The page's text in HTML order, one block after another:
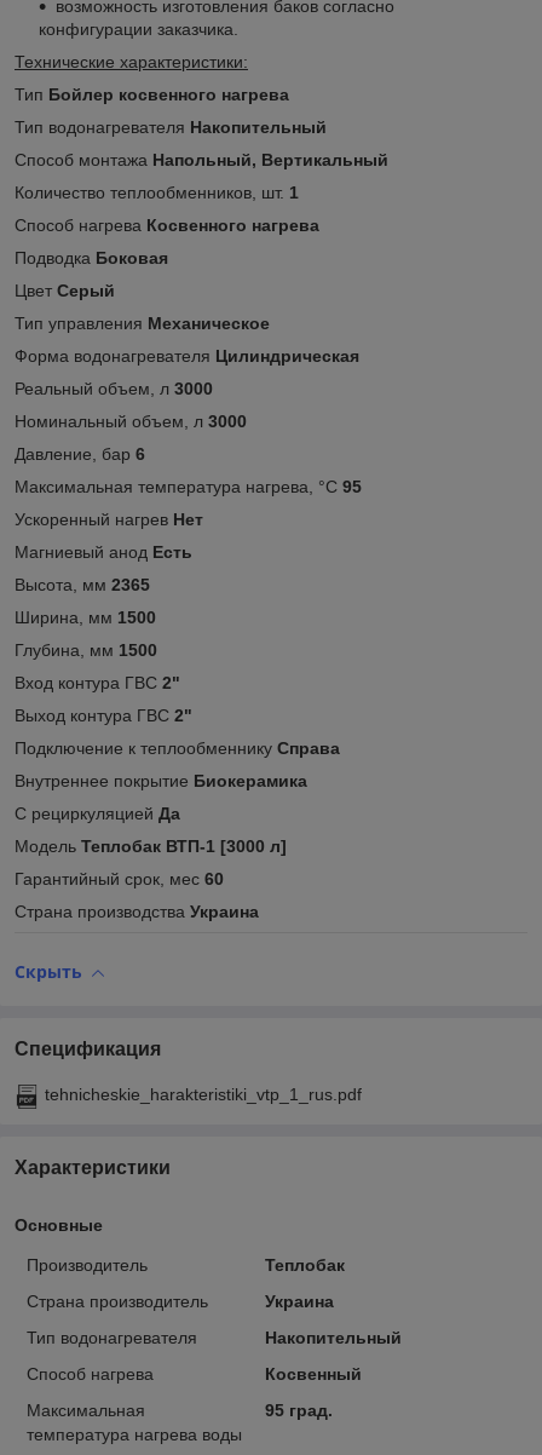
возможность изготовления баков согласно
конфигурации заказчика.
Технические характеристики:
Тип Бойлер косвенного нагрева
Тип водонагревателя Накопительный
Способ монтажа Напольный, Вертикальный
Количество теплообменников, шт. 1
Способ нагрева Косвенного нагрева
Подводка Боковая
Цвет Серый
Тип управления Механическое
Форма водонагревателя Цилиндрическая
Реальный объем, л 3000
Номинальный объем, л 3000
Давление, бар 6
Максимальная температура нагрева, °C 95
Ускоренный нагрев Нет
Магниевый анод Есть
Высота, мм 2365
Ширина, мм 1500
Глубина, мм 1500
Вход контура ГВС 2"
Выход контура ГВС 2"
Подключение к теплообменнику Справа
Внутреннее покрытие Биокерамика
С рециркуляцией Да
Модель Теплобак ВТП-1 [3000 л]
Гарантийный срок, мес 60
Страна производства Украина
Скрыть
Спецификация
tehnicheskie_harakteristiki_vtp_1_rus.pdf
Характеристики
Основные
Производитель
Теплобак
Страна производитель
Украина
Тип водонагревателя
Накопительный
Способ нагрева
Косвенный
Максимальная
температура нагрева воды
95 град.